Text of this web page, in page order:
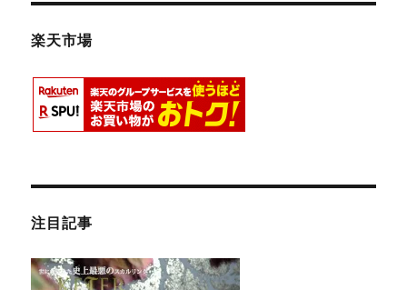
楽天市場
注目記事